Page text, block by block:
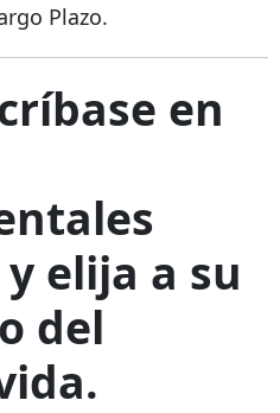
Plazo.
en
elija a su
del